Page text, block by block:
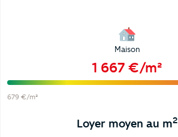
Maison
1 667 €/m²
679 €/m²
Loyer moyen au m2